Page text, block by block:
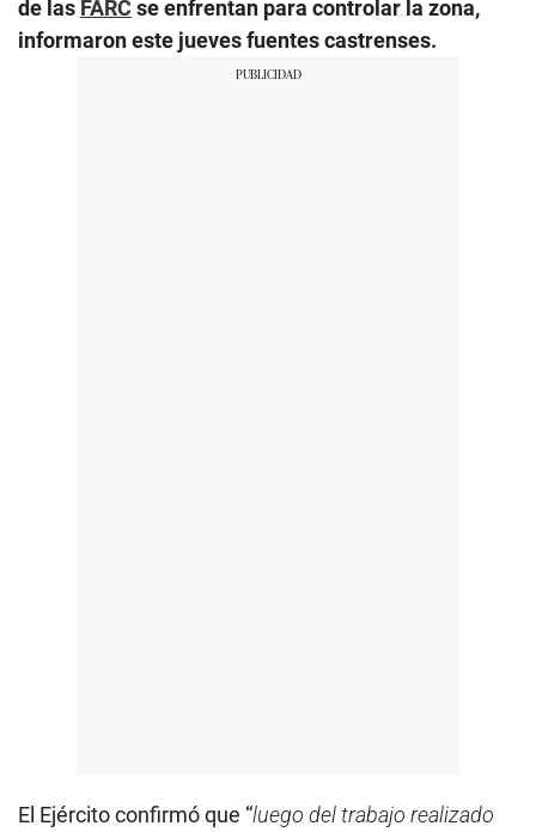
de las FARC se enfrentan para controlar la zona,
informaron este jueves fuentes castrenses.
El Ejército confirmó que “luego del trabajo realizado